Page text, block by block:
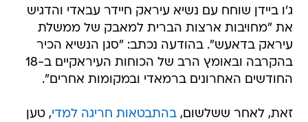
ג'ו ביידן שוחח עם נשיא עיראק חיידר עבאדי והדגיש
את "מחויבות ארצות הברית למאבק של ממשלת
עיראק בדאעש". בהודעה נכתב: "סגן הנשיא הכיר
בהקרבה ובאומץ הרב של הכוחות העיראקיים ב-18
החודשים האחרונים ברמאדי ובמקומות אחרים".
זאת, לאחר ששלשום,בהתבטאות חריגה למדי, טען